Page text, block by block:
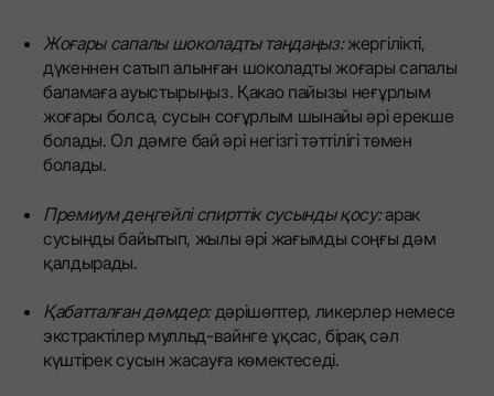
Жоғары сапалы шоколадты таңдаңыз:жергілікті,
дүкеннен сатып алынған шоколадты жоғары сапалы
баламаға ауыстырыңыз. Қакао пайызы неғұрлым
жоғары болса, сусын соғұрлым шынайы әрі ерекше
болады. Ол дәмге бай әрі негізгі тәттілігі төмен
болады.
Премиум деңгейлі спирттік сусынды қосу:арак
сусынды байытып, жылы әрі жағымды соңғы дәм
қалдырады.
Қабатталған дәмдер:дәрішөптер, ликерлер немесе
экстрактілер мулльд-вайнге ұқсас, бірақ сәл
күштірек сусын жасауға көмектеседі.